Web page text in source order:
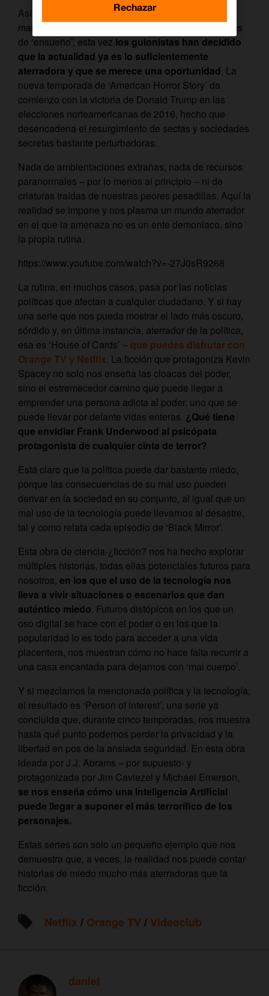
Así que, tras llevarnos a una casa encantada, a un
manicomio o a un circo terrorífico, entre otros lugares
de ‘ensueño’, esta vez los guionistas han decidido
que la actualidad ya es lo suficientemente
aterradora y que se merece una oportunidad. La
nueva temporada de ‘American Horror Story’ da
comienzo con la victoria de Donald Trump en las
elecciones norteamericanas de 2016, hecho que
desencadena el resurgimiento de sectas y sociedades
secretas bastante perturbadoras.
Nada de ambientaciones extrañas, nada de recursos
paranormales – por lo menos al principio – ni de
criaturas traídas de nuestras peores pesadillas. Aquí la
realidad se impone y nos plasma un mundo aterrador
en el que la amenaza no es un ente demoniaco, sino
la propia rutina.
https://www.youtube.com/watch?v=-27J0sR9268
La rutina, en muchos casos, pasa por las noticias
políticas que afectan a cualquier ciudadano. Y si hay
una serie que nos pueda mostrar el lado más oscuro,
sórdido y, en última instancia, aterrador de la política,
esa es ‘House of Cards’ – que puedes disfrutar con
Orange TV y Netflix. La ficción que protagoniza Kevin
Spacey no solo nos enseña las cloacas del poder,
sino el estremecedor camino que puede llegar a
emprender una persona adicta al poder, uno que se
puede llevar por delante vidas enteras. ¿Qué tiene
que envidiar Frank Underwood al psicópata
protagonista de cualquier cinta de terror?
Está claro que la política puede dar bastante miedo,
porque las consecuencias de su mal uso pueden
derivar en la sociedad en su conjunto, al igual que un
mal uso de la tecnología puede llevarnos al desastre,
tal y como relata cada episodio de ‘Black Mirror’.
Esta obra de ciencia-¿ficción? nos ha hecho explorar
múltiples historias, todas ellas potenciales futuros para
nosotros, en los que el uso de la tecnología nos
lleva a vivir situaciones o escenarios que dan
auténtico miedo. Futuros distópicos en los que un
oso digital se hace con el poder o en los que la
popularidad lo es todo para acceder a una vida
placentera, nos muestran cómo no hace falta recurrir a
una casa encantada para dejarnos con ‘mal cuerpo’.
Y si mezclamos la mencionada política y la tecnología,
el resultado es ‘Person of interest’, una serie ya
concluida que, durante cinco temporadas, nos muestra
hasta qué punto podemos perder la privacidad y la
libertad en pos de la ansiada seguridad. En esta obra
ideada por J.J. Abrams – por supuesto- y
protagonizada por Jim Caviezel y Michael Emerson,
se nos enseña cómo una Inteligencia Artificial
puede llegar a suponer el más terrorífico de los
personajes.
Estas series son solo un pequeño ejemplo que nos
demuestra que, a veces, la realidad nos puede contar
historias de miedo mucho más aterradoras que la
ficción.
Netflix / Orange TV / Videoclub
daniel
Rechazar